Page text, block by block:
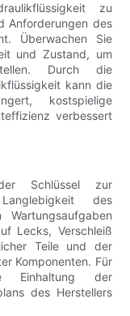
zu
Anforderungen des
Überwachen Sie
und Zustand, um
Durch die
kann die
kostspielige
verbessert
Schlüssel zur
des
Lecks, Verschleiß
Teile und der
Komponenten. Für
Einhaltung der
des Herstellers